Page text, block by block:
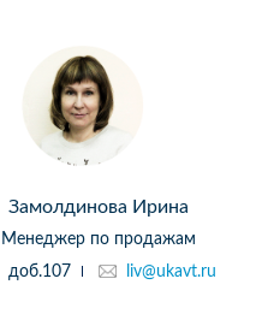
Замолдинова Ирина
Менеджер по продажам
доб.107
liv@ukavt.ru